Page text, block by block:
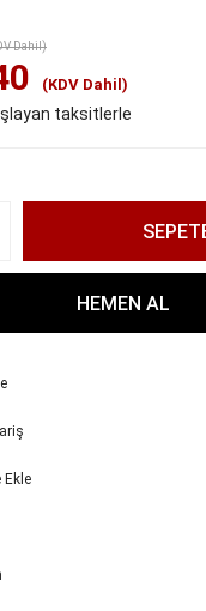
Dahil)
(KDV Dahil)
taksitlerle
Ekle